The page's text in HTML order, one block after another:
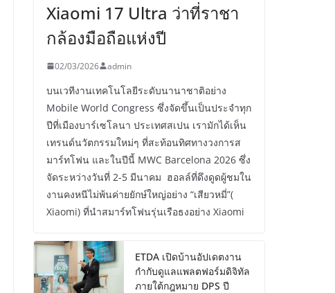
Xiaomi 17 Ultra ว่าที่ราชา
กล้องมือถือแห่งปี
02/03/2026 admin
บนเวทีงานเทคโนโลยีระดับนานาชาติอย่าง
Mobile World Congress ซึ่งจัดขึ้นเป็นประจำทุก
ปีที่เมืองบาร์เซโลนา ประเทศสเปน เรามักได้เห็น
เทรนด์นวัตกรรมใหม่ๆ ที่สะท้อนทิศทางวงการส
มาร์ทโฟน และในปีนี้ MWC Barcelona 2026 ซึ่ง
จัดระหว่างวันที่ 2-5 มีนาคม ฮอลล์ที่ดึงดูดผู้ชมใน
งานคงหนีไม่พ้นค่ายยักษ์ใหญ่อย่าง “เสียวหมี่”(
Xiaomi) ที่นำสมาร์ทโฟนรุ่นเรือธงอย่าง Xiaomi
ETDA เปิดบ้านอัปเดตงาน
กำกับดูแลแพลตฟอร์มดิจิทัล
ภายใต้กฎหมาย DPS ปี